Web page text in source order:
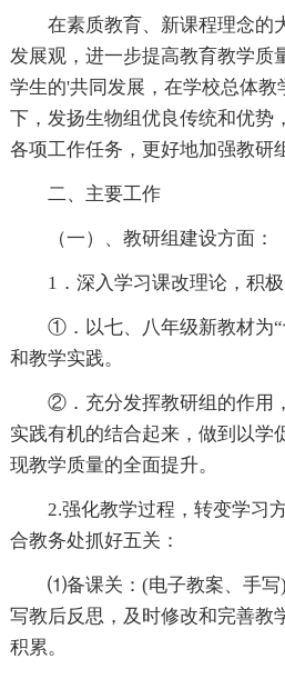
在素质教育、新课程理念的
发展观，进一步提高教育教学质
学生的'共同发展，在学校总体
下，发扬生物组优良传统和优势
各项工作任务，更好地加强教研
二、主要工作
（一）、教研组建设方面：
1．深入学习课改理论，积极
①．以七、八年级新教材为
和教学实践。
②．充分发挥教研组的作用
实践有机的结合起来，做到以学
现教学质量的全面提升。
2.强化教学过程，转变学习
合教务处抓好五关：
⑴备课关：(电子教案、手写
写教后反思，及时修改和完善教
积累。